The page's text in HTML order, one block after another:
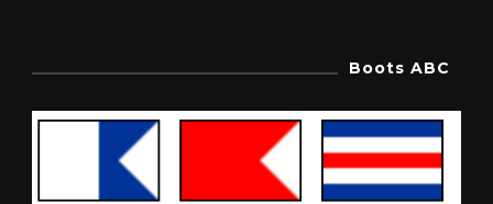
Boots ABC